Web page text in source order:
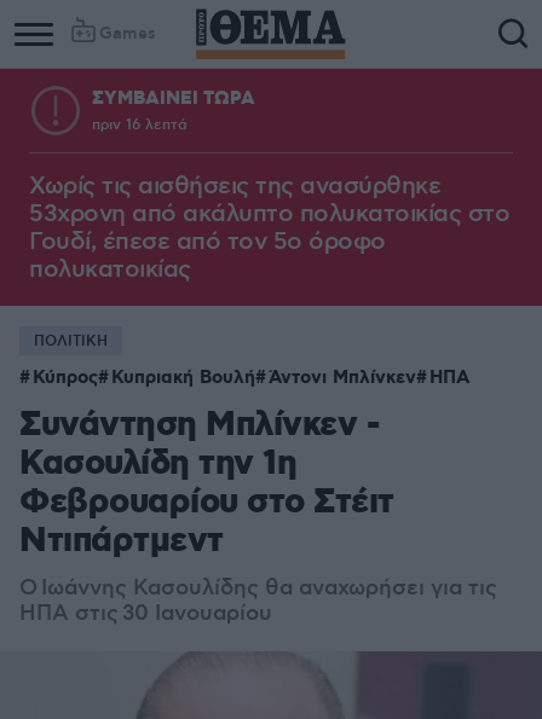
Games
ΣΥΜΒΑΙΝΕΙ ΤΩΡΑ
πριν 16 λεπτά
Χωρίς τις αισθήσεις της ανασύρθηκε
53χρονη από ακάλυπτο πολυκατοικίας στο
Γουδί, έπεσε από τον 5ο όροφο
πολυκατοικίας
ΠΟΛΙΤΙΚΗ
Κύπρος Κυπριακή Βουλή Άντονι Μπλίνκεν ΗΠΑ
Συνάντηση Μπλίνκεν -
Κασουλίδη την 1η
Φεβρουαρίου στο Στέιτ
Ντιπάρτμεντ
Ο Ιωάννης Κασουλίδης θα αναχωρήσει για τις
ΗΠΑ στις 30 Ιανουαρίου